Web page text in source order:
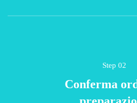
Step 02
Conferma